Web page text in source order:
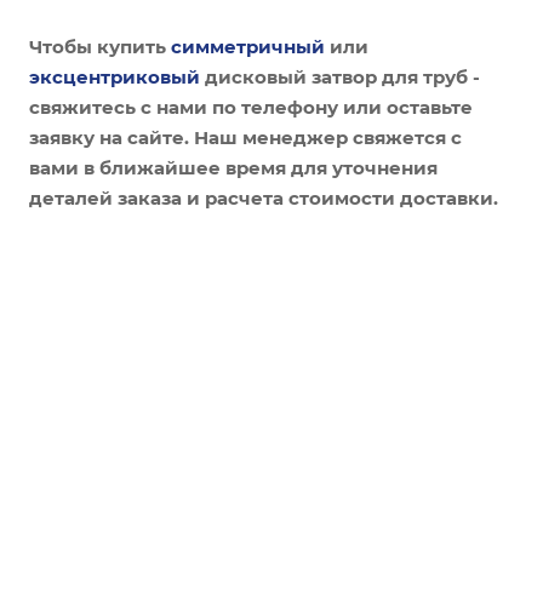
Чтобы купить симметричный или
эксцентриковый дисковый затвор для труб -
свяжитесь с нами по телефону или оставьте
заявку на сайте. Наш менеджер свяжется с
вами в ближайшее время для уточнения
деталей заказа и расчета стоимости доставки.